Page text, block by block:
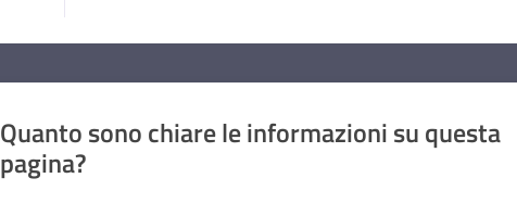
Quanto sono chiare le informazioni su questa
pagina?